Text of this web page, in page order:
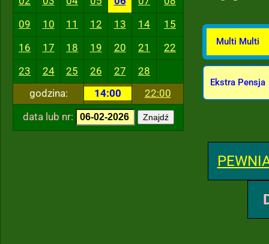
09
10 11 12 13 14
15
16
17 18 19 20 21
22
23
24 25 26 27
28
godzina:
14:00
22:00
data lub nr:
Znajdź
Multi Multi
Ekstra Pensja